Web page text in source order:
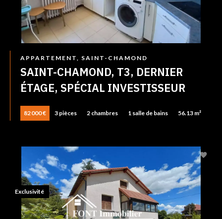
APPARTEMENT, SAINT-CHAMOND
SAINT-CHAMOND, T3, DERNIER
ÉTAGE, SPÉCIAL INVESTISSEUR
82 000 € 3 pièces 2 chambres 1 salle de bains 56.13 m²
Exclusivité